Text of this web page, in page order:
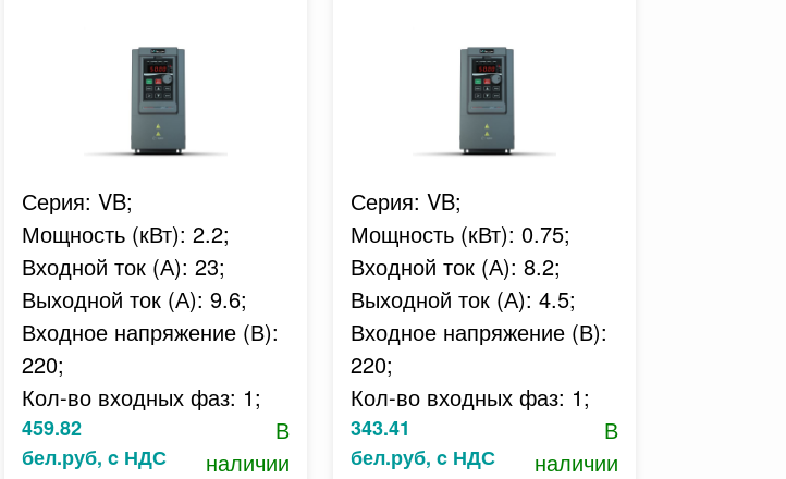
Серия: VB;
Мощность (кВт): 2.2;
Входной ток (А): 23;
Выходной ток (А): 9.6;
Входное напряжение (В):
220;
Кол-во входных фаз: 1;
459.82
бел.руб, c НДС
В
наличии
Серия: VB;
Мощность (кВт): 0.75;
Входной ток (А): 8.2;
Выходной ток (А): 4.5;
Входное напряжение (В):
220;
Кол-во входных фаз: 1;
343.41
бел.руб, c НДС
В
наличии